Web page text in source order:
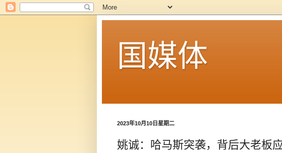
国媒体
2023年10月10日星期二
姚诚：哈马斯突袭，背后大老板